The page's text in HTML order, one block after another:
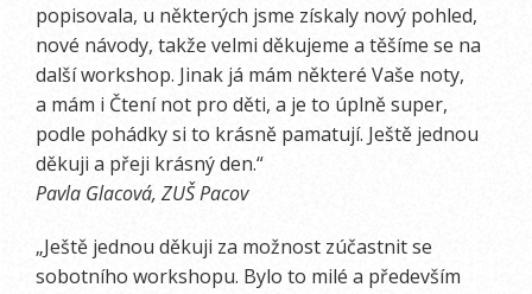
popisovala, u některých jsme získaly nový pohled,
nové návody, takže velmi děkujeme a těšíme se na
další workshop. Jinak já mám některé Vaše noty,
a mám i Čtení not pro děti, a je to úplně super,
podle pohádky si to krásně pamatují. Ještě jednou
děkuji a přeji krásný den.“
Pavla Glacová, ZUŠ Pacov
„Ještě jednou děkuji za možnost zúčastnit se
sobotního workshopu. Bylo to milé a především